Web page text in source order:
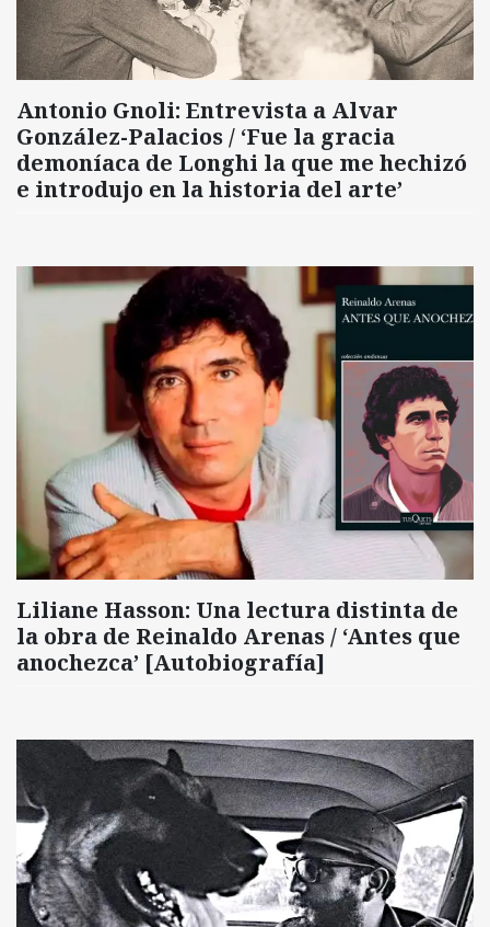
Antonio Gnoli: Entrevista a Alvar
González-Palacios / ‘Fue la gracia
demoníaca de Longhi la que me hechizó
e introdujo en la historia del arte’
Liliane Hasson: Una lectura distinta de
la obra de Reinaldo Arenas / ‘Antes que
anochezca’ [Autobiografía]